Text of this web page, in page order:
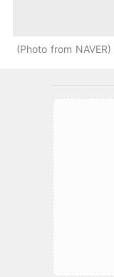
Photo from NAVER